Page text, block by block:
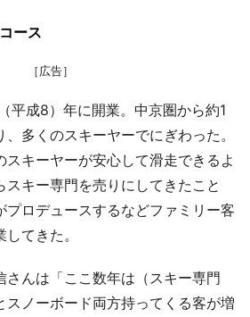
ース
［広告］
平成8）年に開業。中京圏から約1
多くのスキーヤーでにぎわった。
スキーヤーが安心して滑走できるよ
スキー専門を売りにしてきたこと
プロデュースするなどファミリー客
てきた。
んは「ここ数年は（スキー専門
スノーボード両方持ってくる客が増